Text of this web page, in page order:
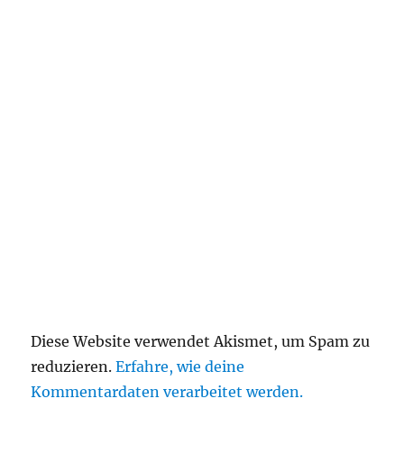
Diese Website verwendet Akismet, um Spam zu
reduzieren.Erfahre, wie deine
Kommentardaten verarbeitet werden.